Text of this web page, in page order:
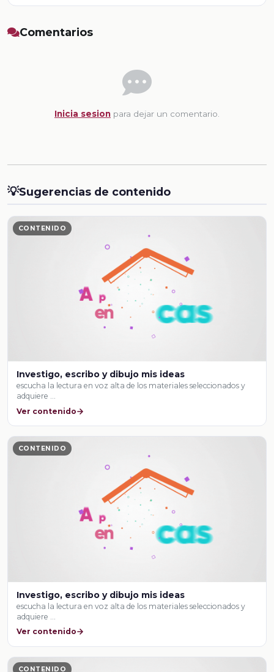
Comentarios
Inicia sesion para dejar un comentario.
💡Sugerencias de contenido
CONTENIDO
Investigo, escribo y dibujo mis ideas
escucha la lectura en voz alta de los materiales seleccionados y
adquiere …
Ver contenido
CONTENIDO
Investigo, escribo y dibujo mis ideas
escucha la lectura en voz alta de los materiales seleccionados y
adquiere …
Ver contenido
CONTENIDO